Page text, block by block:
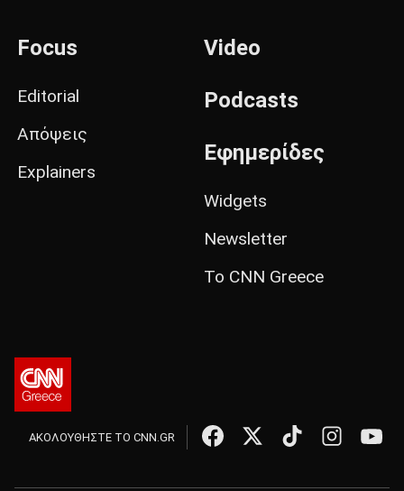
Focus
Editorial
Απόψεις
Explainers
Video
Podcasts
Εφημερίδες
Widgets
Newsletter
Το CNN Greece
ΑΚΟΛΟΥΘΗΣΤΕ ΤΟ CNN.GR